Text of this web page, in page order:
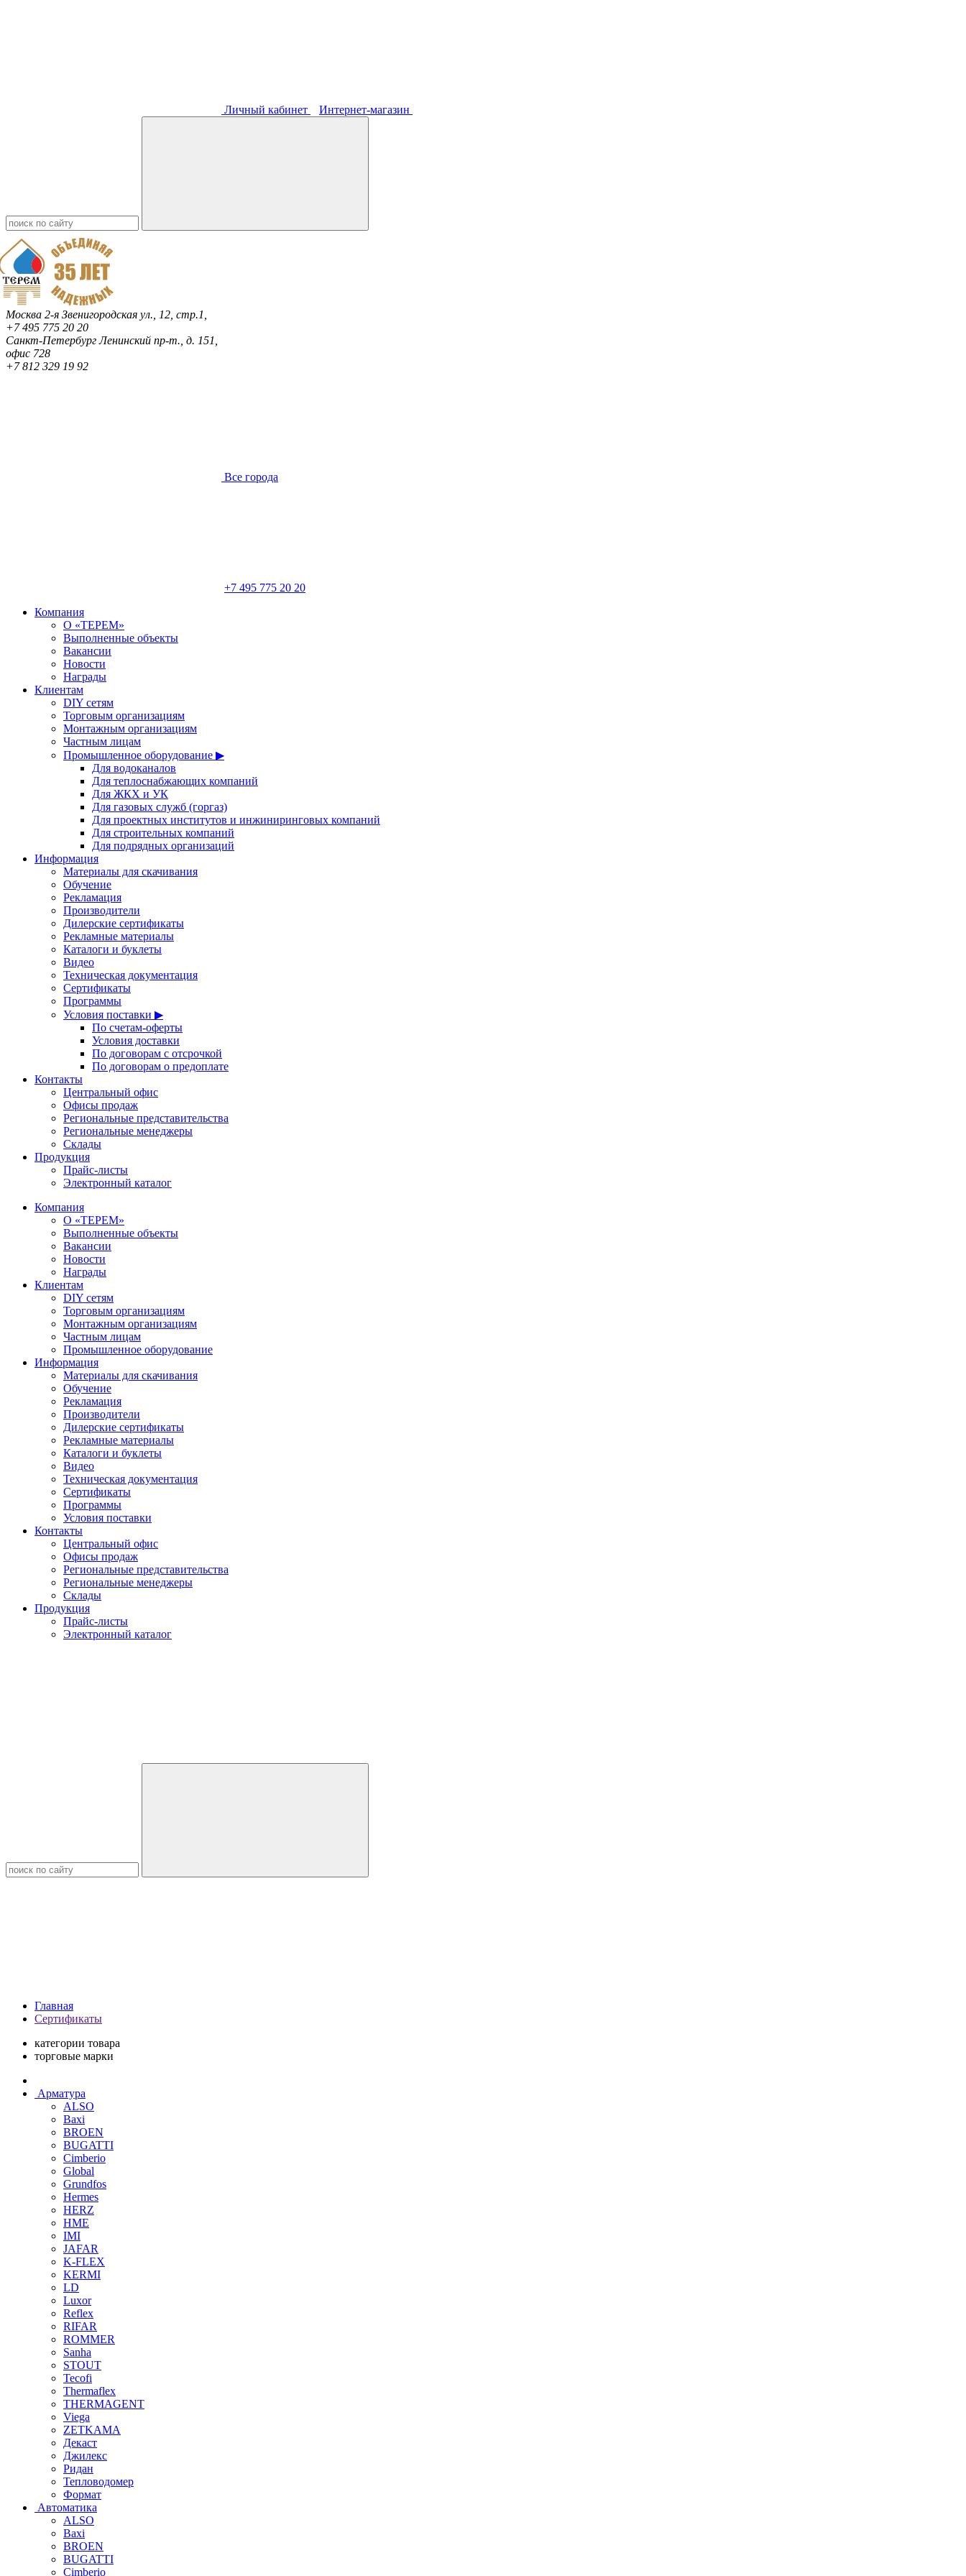
Личный кабинет Интернет-магазин
Москва 2-я Звенигородская ул., 12, стр.1,
+7 495 775 20 20
Санкт-ПетербургЛенинский пр-т., д. 151,
офис 728
+7 812 329 19 92
Все города
+7 495 775 20 20
Компания
О «ТЕРЕМ»
Выполненные объекты
Вакансии
Новости
Награды
Клиентам
DIY сетям
Торговым организациям
Монтажным организациям
Частным лицам
Промышленное оборудование ▶
Для водоканалов
Для теплоснабжающих компаний
Для ЖКХ и УК
Для газовых служб (горгаз)
Для проектных институтов и инжиниринговых компаний
Для строительных компаний
Для подрядных организаций
Информация
Материалы для скачивания
Обучение
Рекламация
Производители
Дилерские сертификаты
Рекламные материалы
Каталоги и буклеты
Видео
Техническая документация
Сертификаты
Программы
Условия поставки ▶
По счетам-оферты
Условия доставки
По договорам с отсрочкой
По договорам о предоплате
Контакты
Центральный офис
Офисы продаж
Региональные представительства
Региональные менеджеры
Склады
Продукция
Прайс-листы
Электронный каталог
Компания
О «ТЕРЕМ»
Выполненные объекты
Вакансии
Новости
Награды
Клиентам
DIY сетям
Торговым организациям
Монтажным организациям
Частным лицам
Промышленное оборудование
Информация
Материалы для скачивания
Обучение
Рекламация
Производители
Дилерские сертификаты
Рекламные материалы
Каталоги и буклеты
Видео
Техническая документация
Сертификаты
Программы
Условия поставки
Контакты
Центральный офис
Офисы продаж
Региональные представительства
Региональные менеджеры
Склады
Продукция
Прайс-листы
Электронный каталог
Главная
Сертификаты
категории товара
торговые марки
Арматура
ALSO
Baxi
BROEN
BUGATTI
Cimberio
Global
Grundfos
Hermes
HERZ
HME
IMI
JAFAR
K-FLEX
KERMI
LD
Luxor
Reflex
RIFAR
ROMMER
Sanha
STOUT
Tecofi
Thermaflex
THERMAGENT
Viega
ZETKAMA
Декаст
Джилекс
Ридан
Тепловодомер
Формат
Автоматика
ALSO
Baxi
BROEN
BUGATTI
Cimberio